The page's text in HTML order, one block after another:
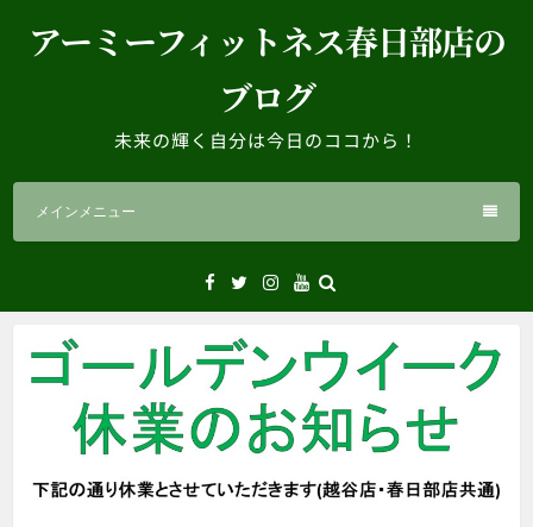
ス
アーミーフィットネス春日部店の
ブログ
未来の輝く自分は今日のココから！
メインメニュー
Facebook
TwitterInstagram
YouTube